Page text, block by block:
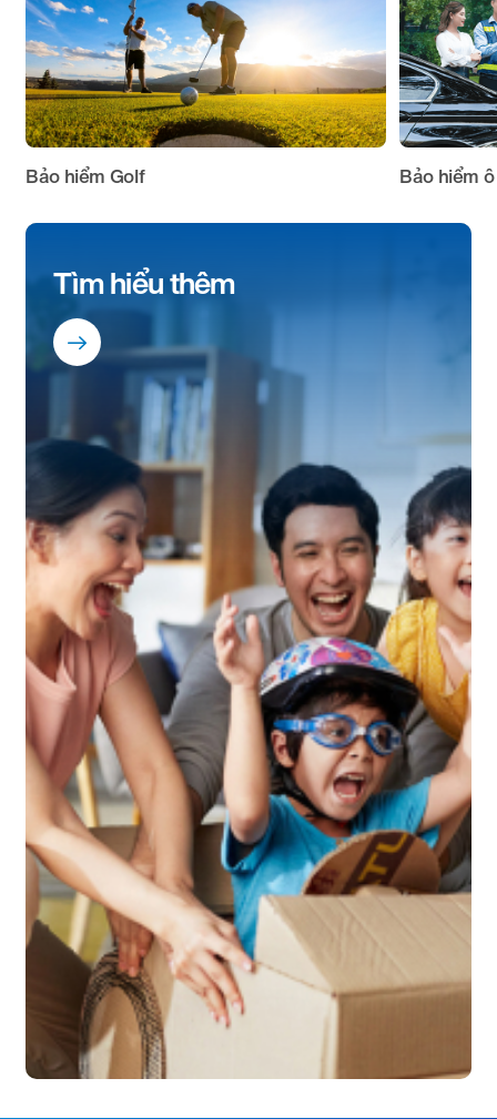
Bảo hiểm Golf Bảo hiểm
Tìm hiểu thêm